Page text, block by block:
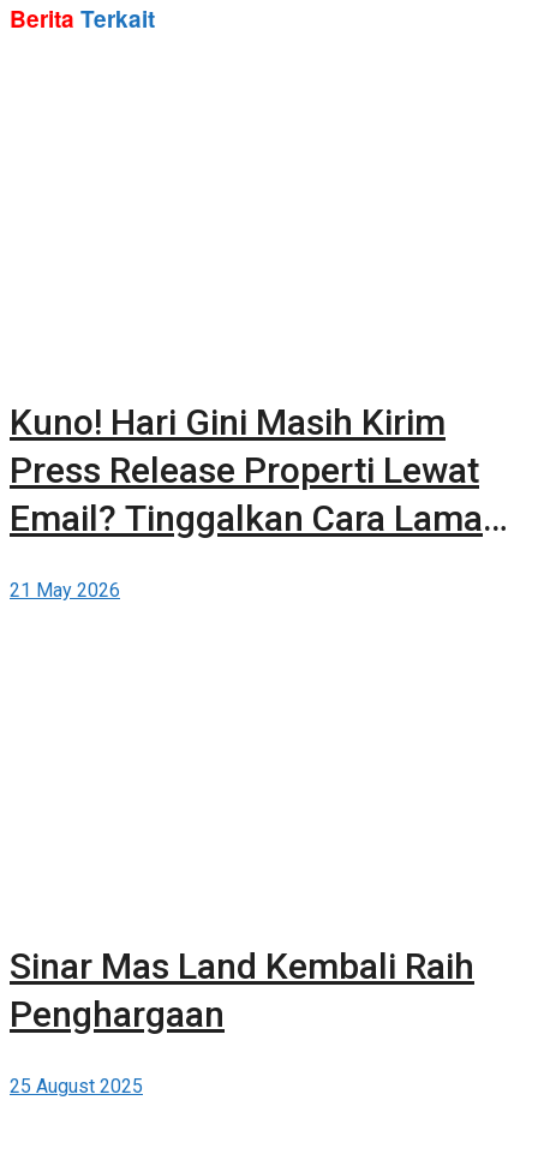
Berita Terkait
Kuno! Hari Gini Masih Kirim
Press Release Properti Lewat
Email? Tinggalkan Cara Lama
Gratis di Berita-Properti.com
21 May 2026
Sinar Mas Land Kembali Raih
Penghargaan
25 August 2025